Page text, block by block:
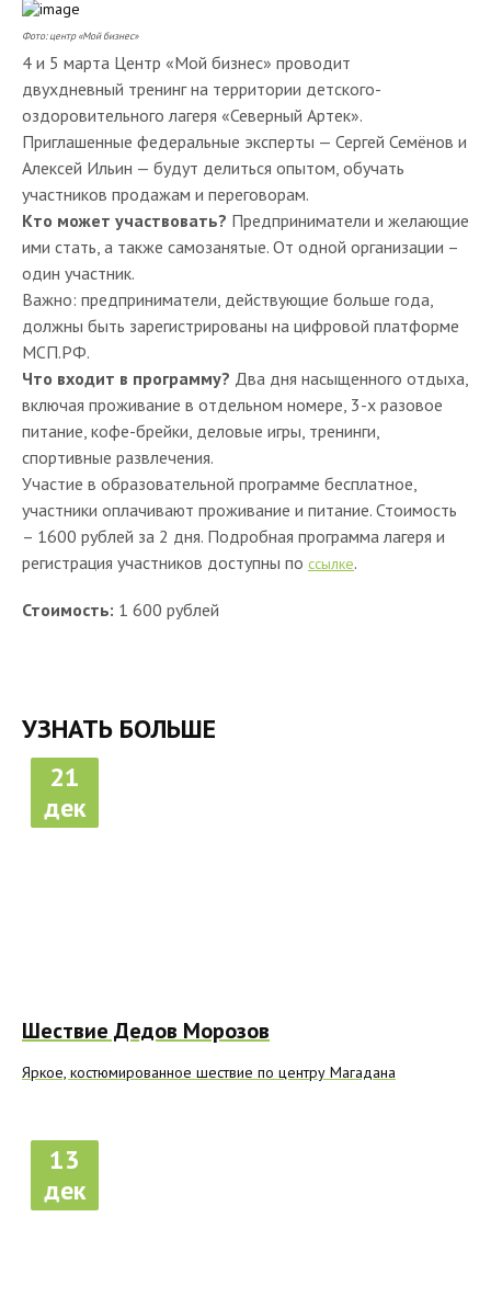
Фото: центр «Мой бизнес»
4 и 5 марта Центр «Мой бизнес» проводит
двухдневный тренинг на территории детского-
оздоровительного лагеря «Северный Артек».
Приглашенные федеральные эксперты — Сергей Семёнов и
Алексей Ильин — будут делиться опытом, обучать
участников продажам и переговорам.
Кто может участвовать? Предприниматели и желающие
ими стать, а также самозанятые. От одной организации –
один участник.
Важно: предприниматели, действующие больше года,
должны быть зарегистрированы на цифровой платформе
МСП.РФ.
Что входит в программу? Два дня насыщенного отдыха,
включая проживание в отдельном номере, 3-х разовое
питание, кофе-брейки, деловые игры, тренинги,
спортивные развлечения.
Участие в образовательной программе бесплатное,
участники оплачивают проживание и питание. Стоимость
– 1600 рублей за 2 дня. Подробная программа лагеря и
регистрация участников доступны по ссылке.
Стоимость: 1 600 рублей
УЗНАТЬ БОЛЬШЕ
21
дек
Шествие Дедов Морозов
Яркое, костюмированное шествие по центру Магадана
13
дек